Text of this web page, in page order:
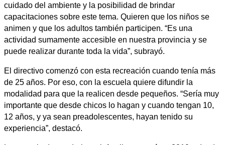
cuidado del ambiente y la posibilidad de brindar
capacitaciones sobre este tema. Quieren que los niños se
animen y que los adultos también participen. “Es una
actividad sumamente accesible en nuestra provincia y se
puede realizar durante toda la vida”, subrayó.
El directivo comenzó con esta recreación cuando tenía más
de 25 años. Por eso, con la escuela quiere difundir la
modalidad para que la realicen desde pequeños. “Sería muy
importante que desde chicos lo hagan y cuando tengan 10,
12 años, y ya sean preadolescentes, hayan tenido su
experiencia”, destacó.